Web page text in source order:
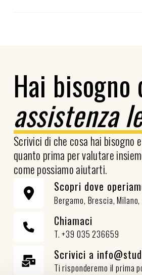
Hai bisogno
assistenza
Scrivici di che cosa hai bisogno
quanto prima per valutare
come possiamo aiutarti.
Scopri dove
Bergamo, Brescia,
Chiamaci
T. +39 035 236659
Scrivici a
Ti risponderemo il prima